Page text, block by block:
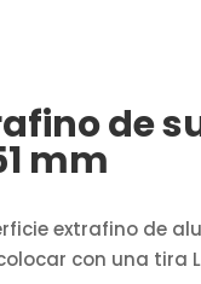
de
mm
extrafino de
con una tira